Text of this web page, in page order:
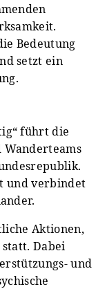
Bedeutung
setzt ein
führt die
Wanderteams
und verbindet
Aktionen,
Dabei
und